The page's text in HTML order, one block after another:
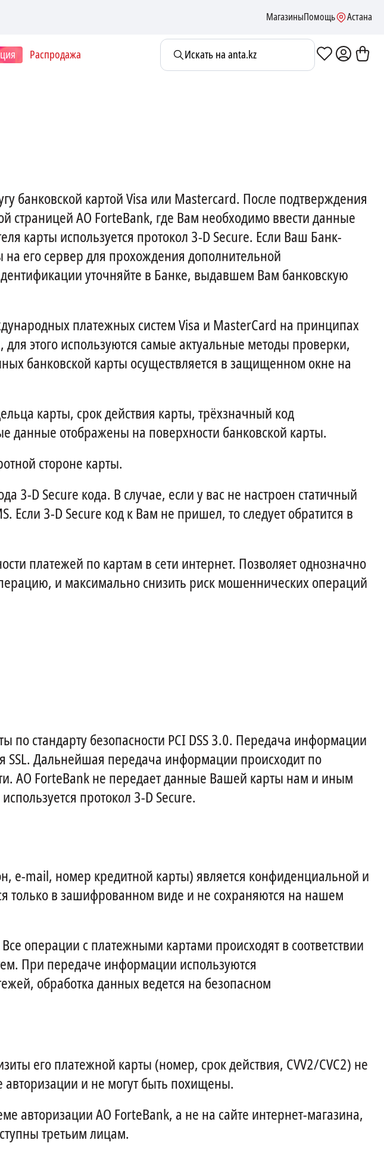
МагазиныПомощь Астана
Распродажа Искать на anta.kz
банковской картой Visa или Mastercard. После подтверждения
страницей АО ForteBank, где Вам необходимо ввести данные
карты используется протокол 3-D Secure. Если Ваш Банк-
его сервер для прохождения дополнительной
уточняйте в Банке, выдавшем Вам банковскую
платежных систем Visa и MasterCard на принципах
этого используются самые актуальные методы проверки,
банковской карты осуществляется в защищенном окне на
карты, срок действия карты, трёхзначный код
данные отображены на поверхности банковской карты.
стороне карты.
3-D Secure кода. В случае, если у вас не настроен статичный
Если 3-D Secure код к Вам не пришел, то следует обратится в
платежей по картам в сети интернет. Позволяет однозначно
и максимально снизить риск мошеннических операций
стандарту безопасности PCI DSS 3.0. Передача информации
Дальнейшая передача информации происходит по
АО ForteBank не передает данные Вашей карты нам и иным
протокол 3-D Secure.
e-mail, номер кредитной карты) является конфиденциальной и
в зашифрованном виде и не сохраняются на нашем
операции с платежными картами происходят в соответствии
При передаче информации используются
обработка данных ведется на безопасном
его платежной карты (номер, срок действия, CVV2/CVC2) не
авторизации и не могут быть похищены.
авторизации АО ForteBank, а не на сайте интернет-магазина,
третьим лицам.